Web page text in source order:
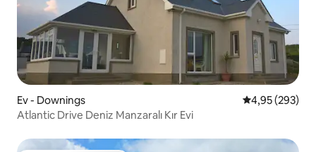
Ev - Downings 5 üzerinden
4,95 (293)
Atlantic Drive Deniz Manzaralı Kır Evi